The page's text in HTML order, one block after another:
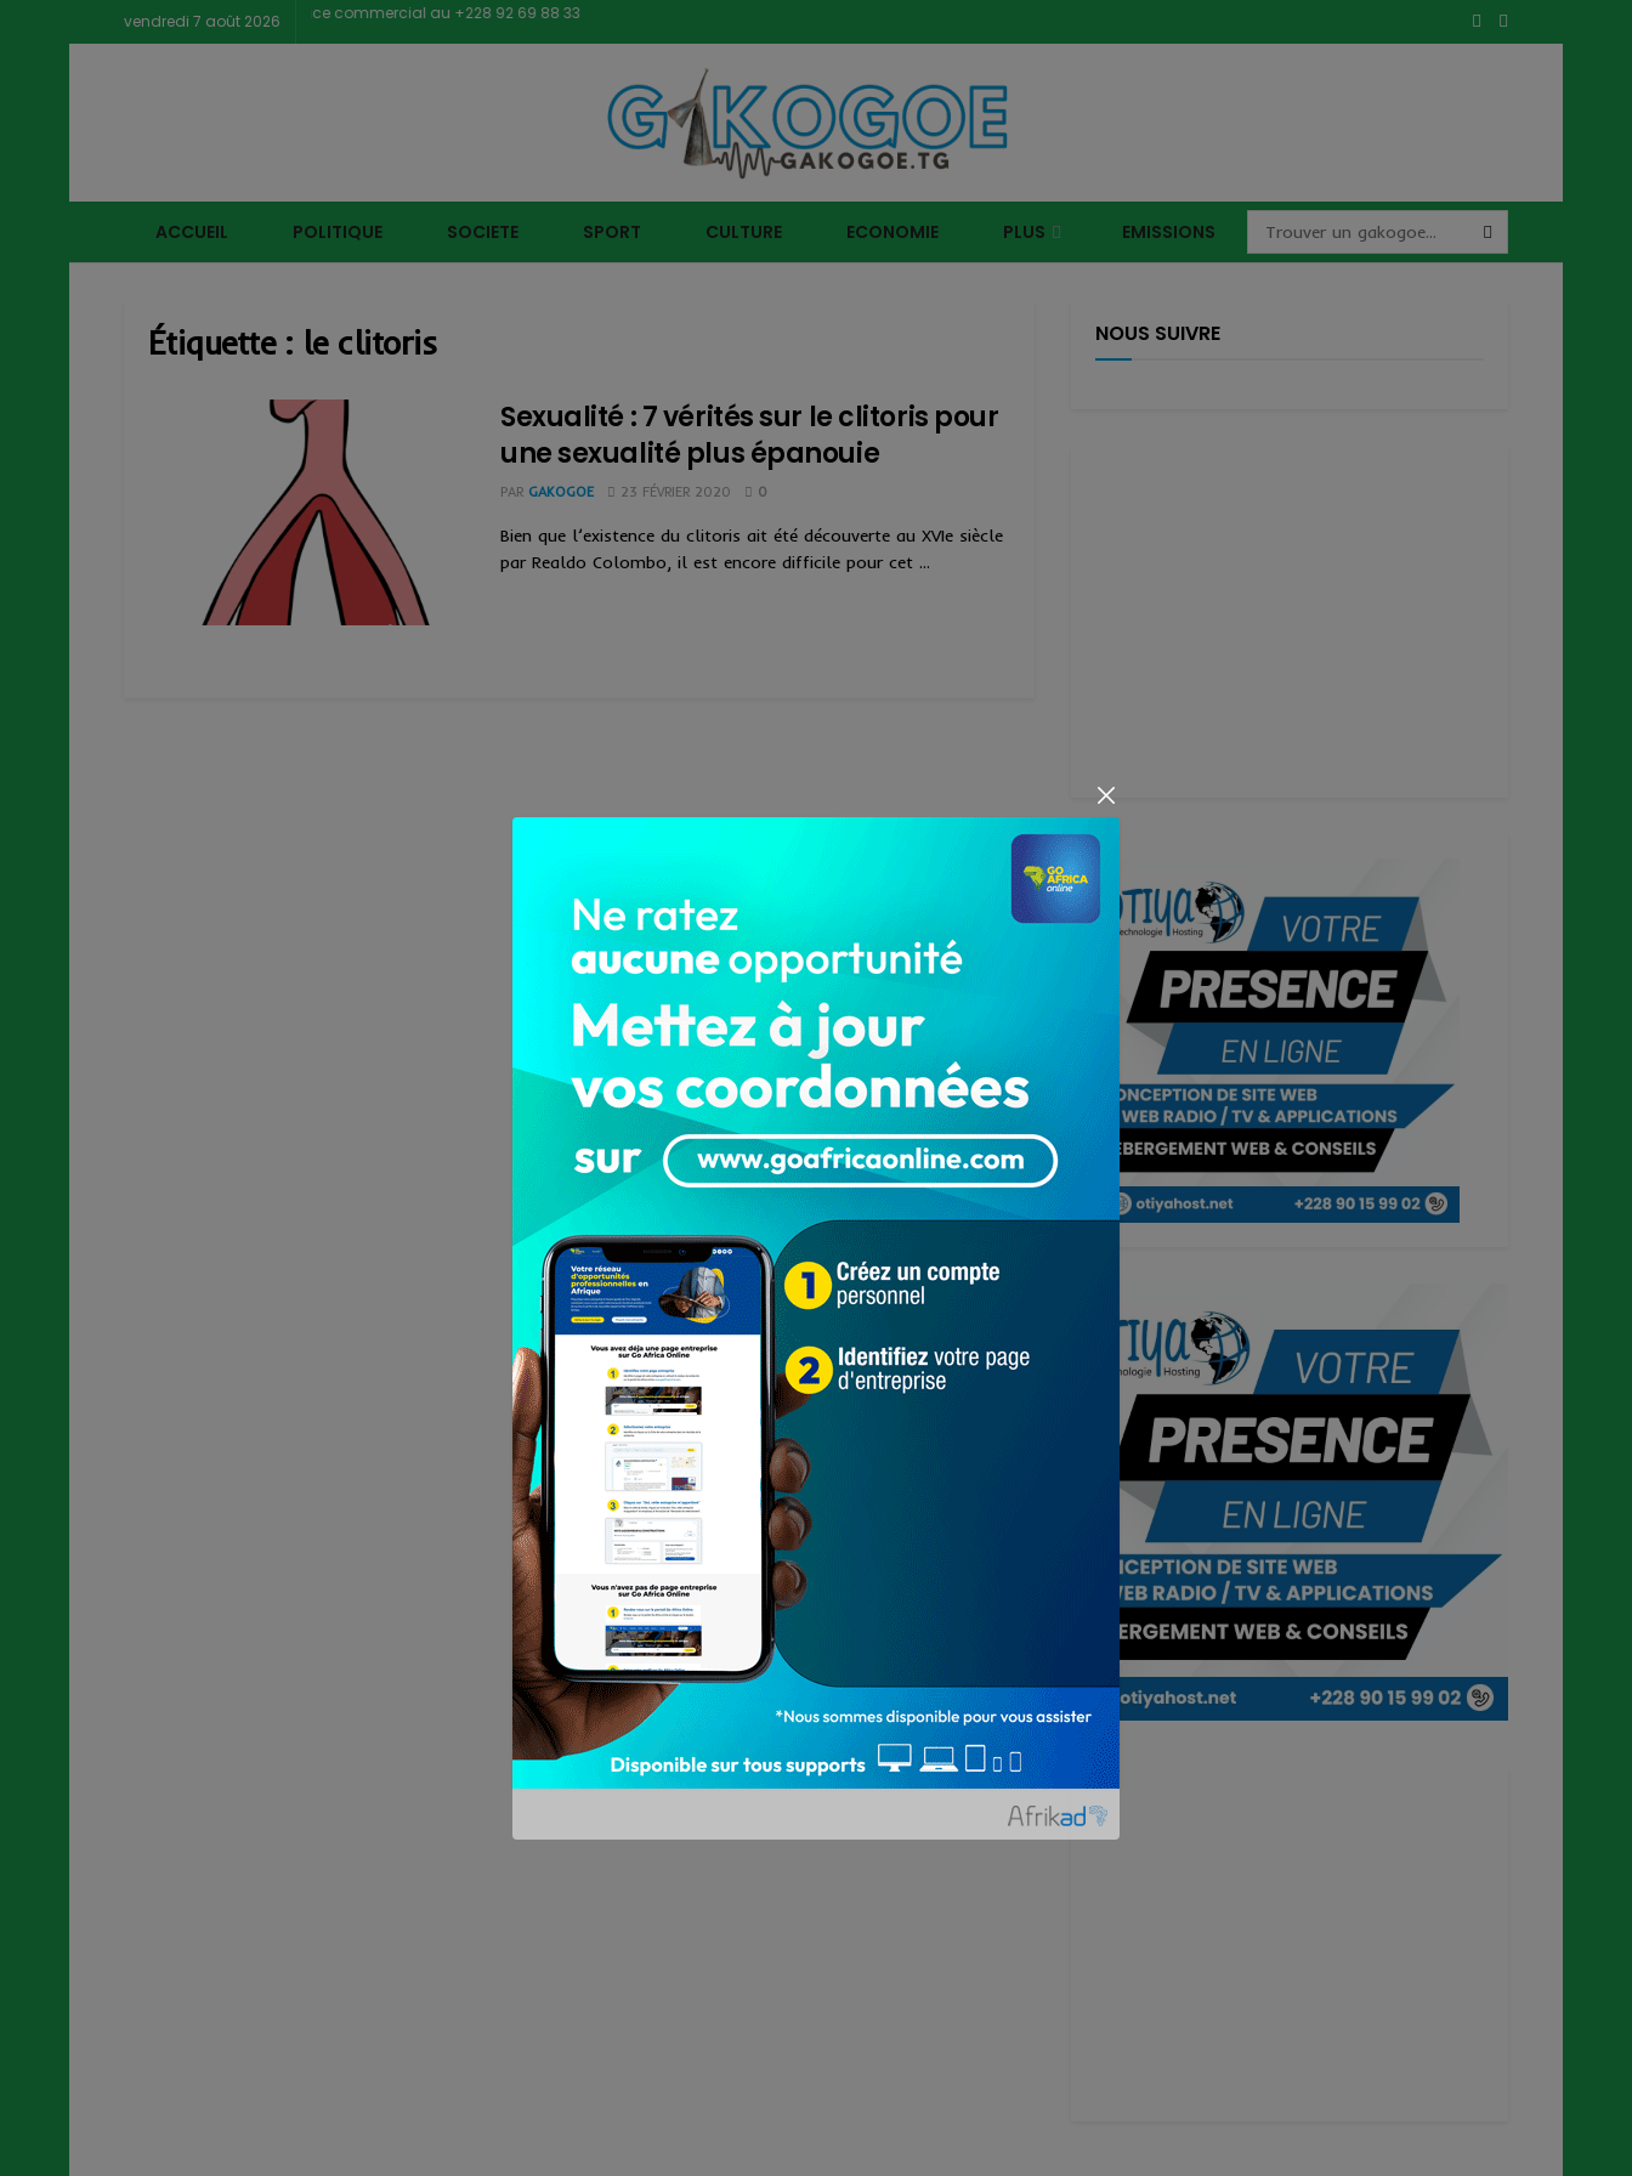
vendredi 7 août 2026
Contacter notre service commercial au +228 92 69 88 33
ACCUEIL POLITIQUE SOCIETE SPORT CULTURE ECONOMIE PLUS EMISSIONS
Étiquette : le clitoris
Sexualité : 7 vérités sur le clitoris pour
une sexualité plus épanouie
PAR GAKOGOE 23 FÉVRIER 2020 0
Bien que l’existence du clitoris ait été découverte au XVIe siècle
par Realdo Colombo, il est encore difficile pour cet ...
NOUS SUIVRE